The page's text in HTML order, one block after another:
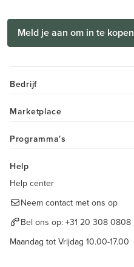
Meld je aan om in te kopen
Bedrijf
Marketplace
Programma's
Help
Help center
Neem contact met ons op
Bel ons op: +31 20 308 0808
Maandag tot Vrijdag 10.00-17.00